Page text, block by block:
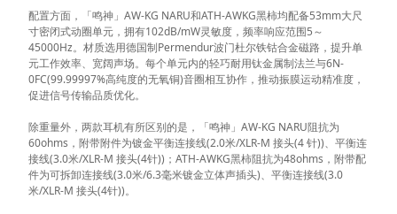
配置方面，「鸣神」AW-KG NARU和ATH-AWKG黑柿均配备53mm大尺
寸密闭式动圈单元，拥有102dB/mW灵敏度，频率响应范围5～
45000Hz。材质选用德国制Permendur波门杜尔铁钴合金磁路，提升单
元工作效率、宽阔声场。每个单元内的轻巧耐用钛金属制法兰与6N-
0FC(99.99997%高纯度的无氧铜)音圈相互协作，推动振膜运动精准度，
促进信号传输品质优化。
除重量外，两款耳机有所区别的是，「鸣神」AW-KG NARU阻抗为
60ohms，附带附件为镀金平衡连接线(2.0米/XLR-M 接头(4 针))、平衡连
接线(3.0米/XLR-M 接头(4针))；ATH-AWKG黑柿阻抗为48ohms，附带配
件为可拆卸连接线(3.0米/6.3毫米镀金立体声插头)、平衡连接线(3.0
米/XLR-M 接头(4针))。